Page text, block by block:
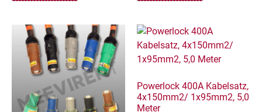
Powerlock 400A Kabelsatz,
4x150mm2/ 1x95mm2, 5,0
Meter